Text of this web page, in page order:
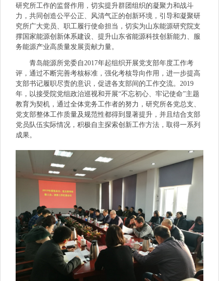
研究所工作的监督作用，切实提升群团组织的凝聚力和战斗
力，共同创造公平公正、风清气正的创新环境，引导和凝聚研
究所广大党员、职工履行使命担当，切实为山东能源研究院支
撑国家能源创新体系建设、提升山东省能源科技创新能力、服
务能源产业高质量发展贡献力量。
青岛能源所党委自2017年起组织开展党支部年度工作考
评，通过不断完善考核标准，强化考核导向作用，进一步提高
支部书记履职尽责的意识，促进各支部间的工作交流。2019
年，以接受院党组政治巡视和开展“不忘初心、牢记使命”主题
教育为契机，通过全体党务工作者的努力，研究所各党总支、
党支部整体工作质量及规范性都得到显著提升，并且结合支部
党员队伍实际情况，积极自主探索创新工作方法，取得一系列
成果。